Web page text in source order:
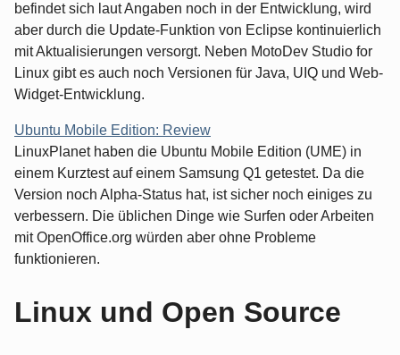
befindet sich laut Angaben noch in der Entwicklung, wird
aber durch die Update-Funktion von Eclipse kontinuierlich
mit Aktualisierungen versorgt. Neben MotoDev Studio for
Linux gibt es auch noch Versionen für Java, UIQ und Web-
Widget-Entwicklung.
Ubuntu Mobile Edition: Review
LinuxPlanet haben die Ubuntu Mobile Edition (UME) in
einem Kurztest auf einem Samsung Q1 getestet. Da die
Version noch Alpha-Status hat, ist sicher noch einiges zu
verbessern. Die üblichen Dinge wie Surfen oder Arbeiten
mit OpenOffice.org würden aber ohne Probleme
funktionieren.
Linux und Open Source